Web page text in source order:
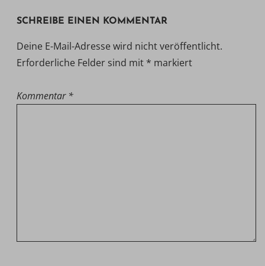
SCHREIBE EINEN KOMMENTAR
Deine E-Mail-Adresse wird nicht veröffentlicht.
Erforderliche Felder sind mit * markiert
Kommentar *